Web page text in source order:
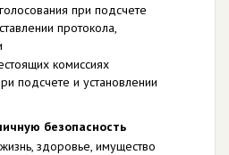
при подсчете
протокола,
комиссиях
подсчете и установлении
безопасность
здоровье, имущество